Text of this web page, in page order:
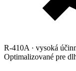
R-410A · vysoká
Optimalizované pre